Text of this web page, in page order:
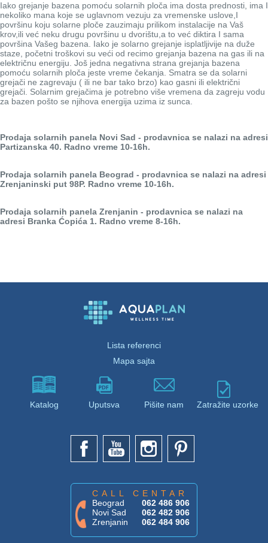
Iako grejanje bazena pomoću solarnih ploča ima dosta prednosti, ima I
nekoliko mana koje se uglavnom vezuju za vremenske uslove,I
površinu koju solarne ploče zauzimaju prilikom instalacije na Vaš
krov,ili već neku drugu površinu u dvorištu,a to već diktira I sama
površina Vašeg bazena. Iako je solarno grejanje isplatljivije na duže
staze, početni troškovi su veći od recimo grejanja bazena na gas ili na
električnu energiju. Još jedna negativna strana grejanja bazena
pomoću solarnih ploča jeste vreme čekanja. Smatra se da solarni
grejači ne zagrevaju ( ili ne bar tako brzo) kao gasni ili električni
grejači. Solarnim grejačima je potrebno više vremena da zagreju vodu
za bazen pošto se njihova energija uzima iz sunca.
Prodaja solarnih panela Novi Sad - prodavnica se nalazi na adresi
Partizanska 40. Radno vreme 10-16h.
Prodaja solarnih panela Beograd - prodavnica se nalazi na adresi
Zrenjaninski put 98P. Radno vreme 10-16h.
Prodaja solarnih panela Zrenjanin - prodavnica se nalazi na
adresi Branka Ćopića 1. Radno vreme 8-16h.
Lista referenci
Mapa sajta
Katalog Uputsva Pišite nam Zatražite uzorke
CALL CENTAR
Beograd
062 486 906
Novi Sad
062 482 906
Zrenjanin
062 484 906